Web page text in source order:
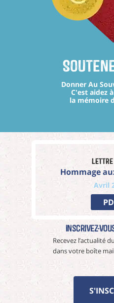
Donner Au
C'est aidez
la mémoire
Lettre
Hommage
Avril
Inscrivez-
Recevez l’actualité
dans votre boîte